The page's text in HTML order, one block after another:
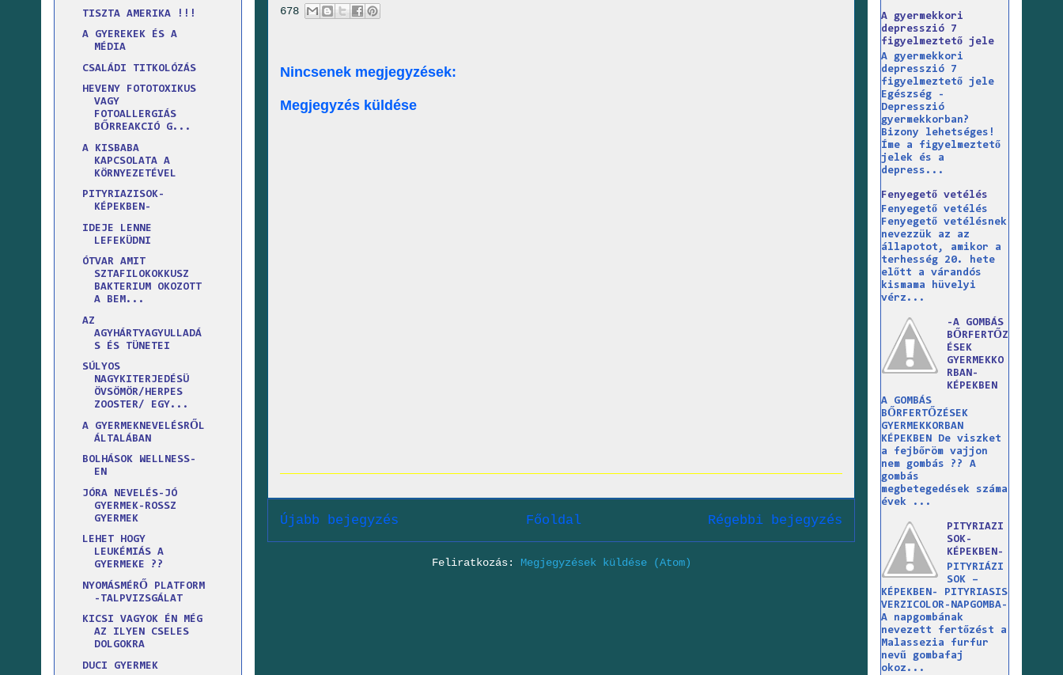
678
Nincsenek megjegyzések:
Megjegyzés küldése
Újabb bejegyzés Régebbi bejegyzés
Főoldal
Feliratkozás: Megjegyzések küldése (Atom)
TISZTA AMERIKA !!!
A GYEREKEK ÉS A
MÉDIA
CSALÁDI TITKOLÓZÁS
HEVENY FOTOTOXIKUS
VAGY
FOTOALLERGIÁS
BŐRREAKCIÓ G...
A KISBABA
KAPCSOLATA A
KÖRNYEZETÉVEL
PITYRIAZISOK-
KÉPEKBEN-
IDEJE LENNE
LEFEKÜDNI
ÓTVAR AMIT
SZTAFILOKOKKUSZ
BAKTERIUM OKOZOTT
A BEM...
AZ
AGYHÁRTYAGYULLADÁ
S ÉS TÜNETEI
SÚLYOS
NAGYKITERJEDÉSÜ
ÖVSÖMÖR/HERPES
ZOOSTER/ EGY...
A GYERMEKNEVELÉSRŐL
ÁLTALÁBAN
BOLHÁSOK WELLNESS-
EN
JÓRA NEVELÉS-JÓ
GYERMEK-ROSSZ
GYERMEK
LEHET HOGY
LEUKÉMIÁS A
GYERMEKE ??
NYOMÁSMÉRŐ PLATFORM
-TALPVIZSGÁLAT
KICSI VAGYOK ÉN MÉG
AZ ILYEN CSELES
DOLGOKRA
DUCI GYERMEK
A gyermekkori
depresszió 7
figyelmeztető jele
A gyermekkori
depresszió 7
figyelmeztető jele
Egészség -
Depresszió
gyermekkorban?
Bizony lehetséges!
Íme a figyelmeztető
jelek és a
depress...
Fenyegető vetélés
Fenyegető vetélés
Fenyegető vetélésnek
nevezzük az az
állapotot, amikor a
terhesség 20. hete
előtt a várandós
kismama hüvelyi
vérz...
-A GOMBÁS
BŐRFERTŐZ
ÉSEK
GYERMEKKO
RBAN-
KÉPEKBEN
A GOMBÁS
BŐRFERTŐZÉSEK
GYERMEKKORBAN
KÉPEKBEN De viszket
a fejbőröm vajjon
nem gombás ?? A
gombás
megbetegedések száma
évek ...
PITYRIAZI
SOK-
KÉPEKBEN-
PITYRIÁZI
SOK –
KÉPEKBEN- PITYRIASIS
VERZICOLOR-NAPGOMBA-
A napgombának
nevezett fertőzést a
Malassezia furfur
nevű gombafaj
okoz...